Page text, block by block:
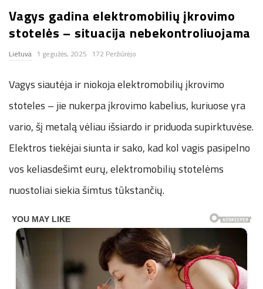
n
.
n
e
t
Vagys gadina elektromobilių įkrovimo
stotelės – situacija nebekontroliuojama
Lietuva 1 gegužės, 2025 172 Peržiūrėjo
Vagys siautėja ir niokoja elektromobilių įkrovimo
stoteles – jie nukerpa įkrovimo kabelius, kuriuose yra
vario, šį metalą vėliau išsiardo ir priduoda supirktuvėse.
Elektros tiekėjai siunta ir sako, kad kol vagis pasipelno
vos keliasdešimt eurų, elektromobilių stotelėms
nuostoliai siekia šimtus tūkstančių.